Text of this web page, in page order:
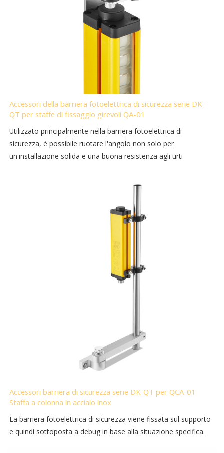
Accessori della barriera fotoelettrica di sicurezza serie DK-
QT per staffe di fissaggio girevoli QA-01
Utilizzato principalmente nella barriera fotoelettrica di
sicurezza, è possibile ruotare l'angolo non solo per
un'installazione solida e una buona resistenza agli urti
Accessori barriera di sicurezza serie DK-QT per QCA-01
Staffa a colonna in acciaio inox
La barriera fotoelettrica di sicurezza viene fissata sul supporto
e quindi sottoposta a debug in base alla situazione specifica.